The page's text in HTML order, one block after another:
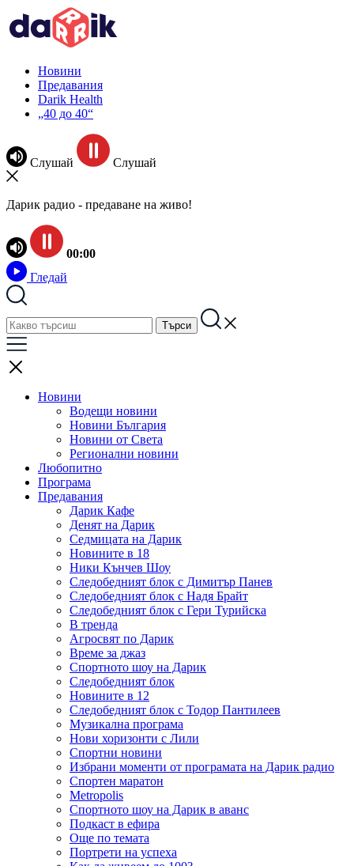
Новини
Предавания
Darik Health
„40 до 40“
Слушай Слушай
Дарик радио - предаване на живо!
00:00
Гледай
Новини
Водещи новини
Новини България
Новини от Света
Регионални новини
Любопитно
Програма
Предавания
Дарик Кафе
Денят на Дарик
Седмицата на Дарик
Новините в 18
Ники Кънчев Шоу
Следобедният блок с Димитър Панев
Следобедният блок с Надя Брайт
Следобедният блок с Гери Турийска
В тренда
Агросвят по Дарик
Време за джаз
Спортното шоу на Дарик
Следобедният блок
Новините в 12
Следобедният блок с Тодор Пантилеев
Музикална програма
Нови хоризонти с Лили
Спортни новини
Избрани моменти от програмата на Дарик радио
Спортен маратон
Metropolis
Спортното шоу на Дарик в аванс
Подкаст в ефира
Още по темата
Портрети на успеха